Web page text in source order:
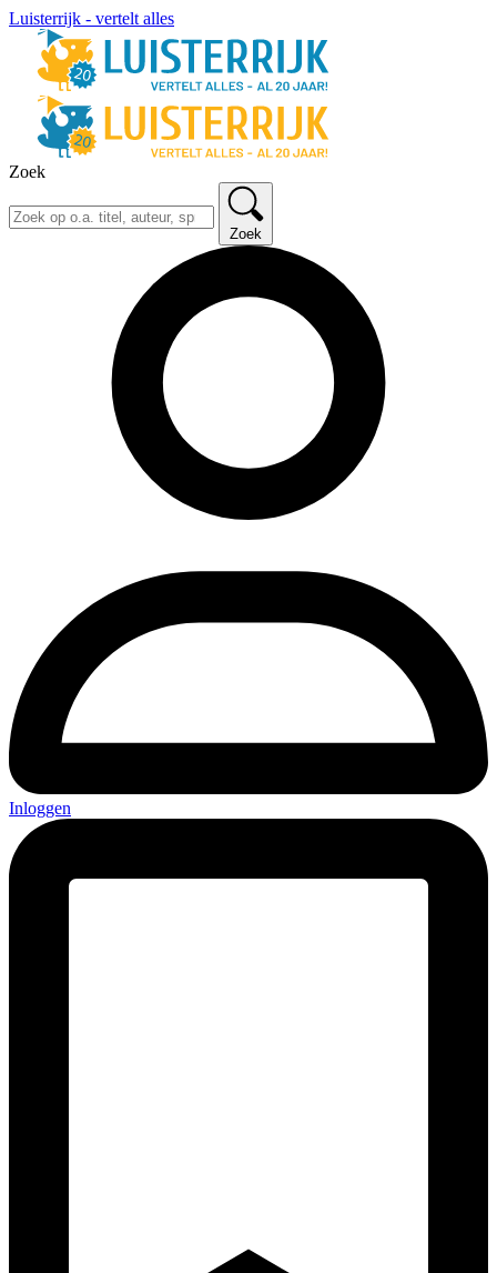
Luisterrijk - vertelt alles
Zoek
Zoek
Inloggen